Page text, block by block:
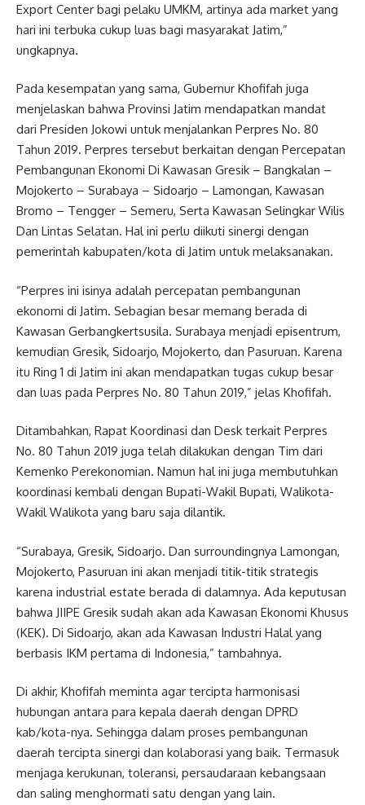
Export Center bagi pelaku UMKM, artinya ada market yang
hari ini terbuka cukup luas bagi masyarakat Jatim,”
ungkapnya.
Pada kesempatan yang sama, Gubernur Khofifah juga
menjelaskan bahwa Provinsi Jatim mendapatkan mandat
dari Presiden Jokowi untuk menjalankan Perpres No. 80
Tahun 2019. Perpres tersebut berkaitan dengan Percepatan
Pembangunan Ekonomi Di Kawasan Gresik – Bangkalan –
Mojokerto – Surabaya – Sidoarjo – Lamongan, Kawasan
Bromo – Tengger – Semeru, Serta Kawasan Selingkar Wilis
Dan Lintas Selatan. Hal ini perlu diikuti sinergi dengan
pemerintah kabupaten/kota di Jatim untuk melaksanakan.
“Perpres ini isinya adalah percepatan pembangunan
ekonomi di Jatim. Sebagian besar memang berada di
Kawasan Gerbangkertsusila. Surabaya menjadi episentrum,
kemudian Gresik, Sidoarjo, Mojokerto, dan Pasuruan. Karena
itu Ring 1 di Jatim ini akan mendapatkan tugas cukup besar
dan luas pada Perpres No. 80 Tahun 2019,” jelas Khofifah.
Ditambahkan, Rapat Koordinasi dan Desk terkait Perpres
No. 80 Tahun 2019 juga telah dilakukan dengan Tim dari
Kemenko Perekonomian. Namun hal ini juga membutuhkan
koordinasi kembali dengan Bupati-Wakil Bupati, Walikota-
Wakil Walikota yang baru saja dilantik.
“Surabaya, Gresik, Sidoarjo. Dan surroundingnya Lamongan,
Mojokerto, Pasuruan ini akan menjadi titik-titik strategis
karena industrial estate berada di dalamnya. Ada keputusan
bahwa JIIPE Gresik sudah akan ada Kawasan Ekonomi Khusus
(KEK). Di Sidoarjo, akan ada Kawasan Industri Halal yang
berbasis IKM pertama di Indonesia,” tambahnya.
Di akhir, Khofifah meminta agar tercipta harmonisasi
hubungan antara para kepala daerah dengan DPRD
kab/kota-nya. Sehingga dalam proses pembangunan
daerah tercipta sinergi dan kolaborasi yang baik. Termasuk
menjaga kerukunan, toleransi, persaudaraan kebangsaan
dan saling menghormati satu dengan yang lain.